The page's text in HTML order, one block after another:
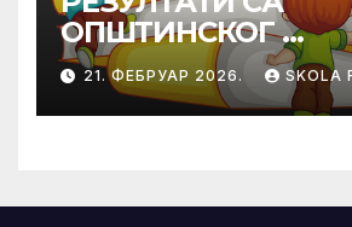
ОПШТИНСКОГ
ТАКМИЧЕЊА ИЗ
ПРАВОСЛАВНЕ
ВЈЕРОНАУКЕ
21. ФЕБРУАР 2026. SKOLA